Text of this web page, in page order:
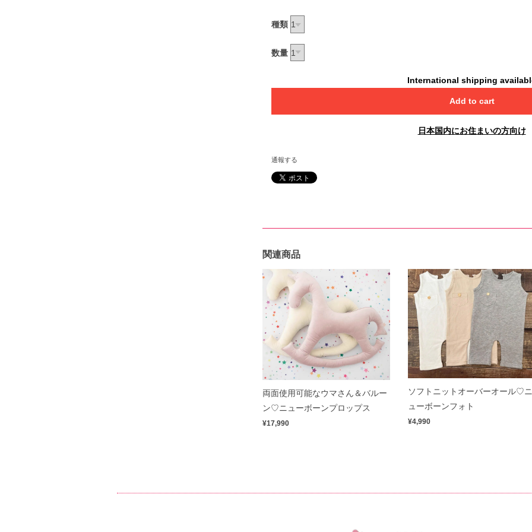
種類
数量
International shipping
Add to cart
日本国内にお住まいの方向け
通報する
関連商品
両面使用可能なウマさん＆バルー
ン♡ニューボーンプロップス
¥17,990
ソフトニットオーバーオール♡ニ
ューボーンフォト
¥4,990